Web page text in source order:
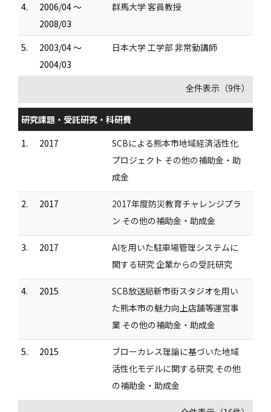
4.
2006/04 ～
2008/03
群馬大学 客員教授
5.
2003/04 ～
2004/03
日本大学 工学部 非常勤講師
全件表示（9件）
研究課題・受託研究・科研費
1.
2017
SCBによる熊本市地域経済活性化
プロジェクト その他の補助金・助
成金
2. 2017
2017年度防災教育チャレンジプラ
ン その他の補助金・助成金
3. 2017
AIを用いた駐車場管理システムに
関する研究 企業からの受託研究
4. 2015
SCB放送局新市街スタジオを用い
た熊本市の魅力向上店舗等運営事
業 その他の補助金・助成金
5. 2015
ブローカレス理論に基づいた地域
活性化モデルに関する研究 その他
の補助金・助成金